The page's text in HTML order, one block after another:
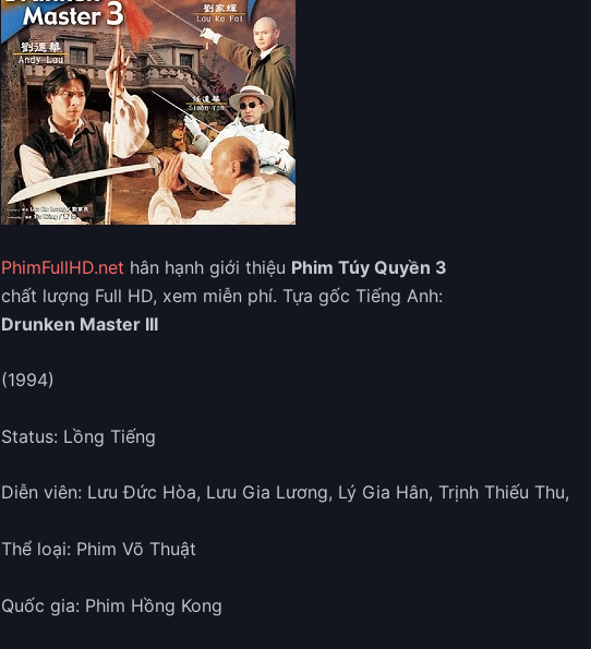
PhimFullHD.net hân hạnh giới thiệu Phim Túy Quyền 3
chất lượng Full HD, xem miễn phí. Tựa gốc Tiếng Anh:
Drunken Master III
(1994)
Status: Lồng Tiếng
Diễn viên: Lưu Đức Hòa, Lưu Gia Lương, Lý Gia Hân, Trịnh Thiếu Thu,
Thể loại: Phim Võ Thuật
Quốc gia: Phim Hồng Kong